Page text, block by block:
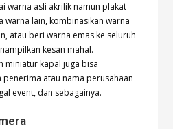
warna asli akrilik namun plakat
warna lain, kombinasikan warna
atau beri warna emas ke seluruh
kesan mahal.
miniatur kapal juga bisa
atau nama perusahaan
event, dan sebagainya.